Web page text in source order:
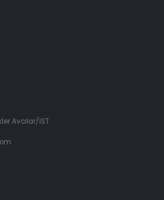
Avcılar/İST